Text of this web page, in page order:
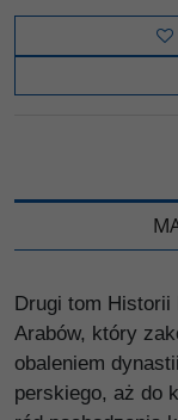
e
o
k
t
t
e
Drugi tom Historii
Arabów, który
obaleniem
perskiego, aż do